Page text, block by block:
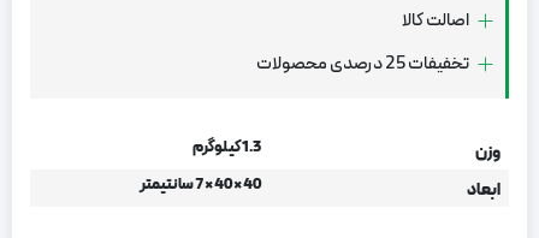
اصالت کالا
تخفیفات 25 درصدی محصولات
وزن 1.3 کیلوگرم
ابعاد 40 × 40 × 7 سانتیمتر